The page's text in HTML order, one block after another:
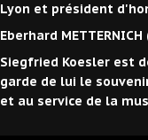
Lyon et président
Eberhard
Siegfried Koesler est
garde de lui le
et au service de la